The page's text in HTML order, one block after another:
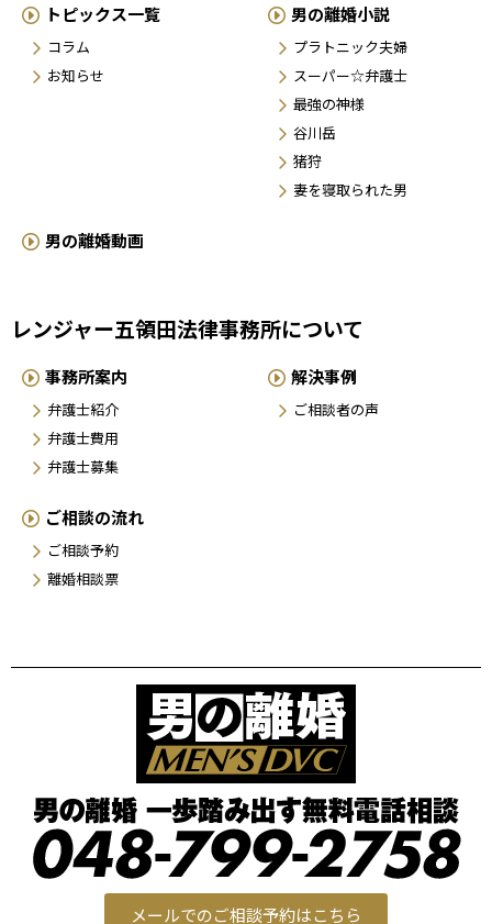
トピックス一覧
コラム
お知らせ
男の離婚小説
プラトニック夫婦
スーパー☆弁護士
最強の神様
谷川岳
猪狩
妻を寝取られた男
男の離婚動画
レンジャー五領田法律事務所について
事務所案内
弁護士紹介
弁護士費用
弁護士募集
解決事例
ご相談者の声
ご相談の流れ
ご相談予約
離婚相談票
メールでのご相談予約はこちら